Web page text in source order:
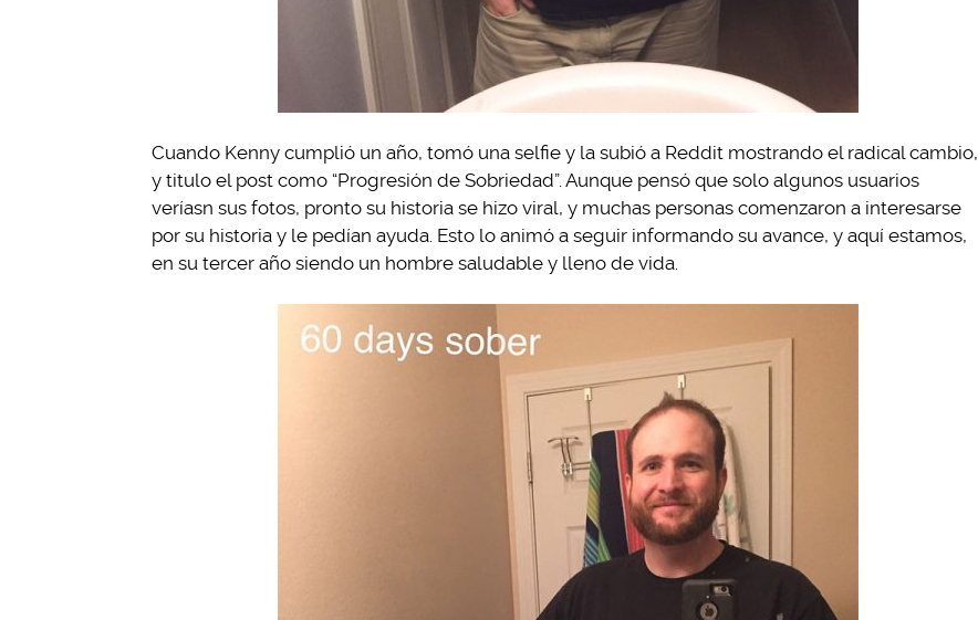
Cuando Kenny cumplió un año, tomó una selfie y la subió a Reddit mostrando el radical cambio,
y titulo el post como “Progresión de Sobriedad”. Aunque pensó que solo algunos usuarios
veríasn sus fotos, pronto su historia se hizo viral, y muchas personas comenzaron a interesarse
por su historia y le pedían ayuda. Esto lo animó a seguir informando su avance, y aquí estamos,
en su tercer año siendo un hombre saludable y lleno de vida.